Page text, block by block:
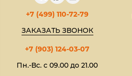
+7 (499) 110-72-79
ЗАКАЗАТЬ ЗВОНОК
+7 (903) 124-03-07
Пн.-Вс. с 09.00 до 21.00